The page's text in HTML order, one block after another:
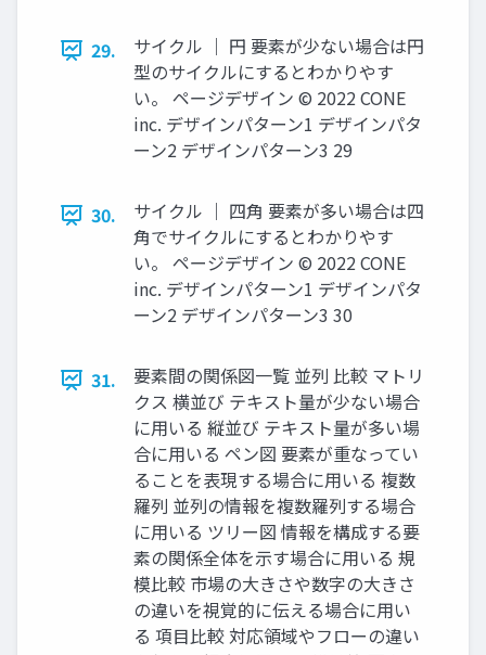
29.
サイクル ｜ 円 要素が少ない場合は円
型のサイクルにするとわかりやす
い。 ページデザイン © 2022 CONE
inc. デザインパターン1 デザインパタ
ーン2 デザインパターン3 29
30.
サイクル ｜ 四⾓ 要素が多い場合は四
⾓でサイクルにするとわかりやす
い。 ページデザイン © 2022 CONE
inc. デザインパターン1 デザインパタ
ーン2 デザインパターン3 30
31.
要素間の関係図⼀覧 並列 ⽐較 マトリ
クス 横並び テキスト量が少ない場合
に⽤いる 縦並び テキスト量が多い場
合に⽤いる ペン図 要素が重なってい
ることを表現する場合に⽤いる 複数
羅列 並列の情報を複数羅列する場合
に⽤いる ツリー図 情報を構成する要
素の関係全体を⽰す場合に⽤いる 規
模⽐較 市場の⼤きさや数字の⼤きさ
の違いを視覚的に伝える場合に⽤い
る 項⽬⽐較 対応領域やフローの違い